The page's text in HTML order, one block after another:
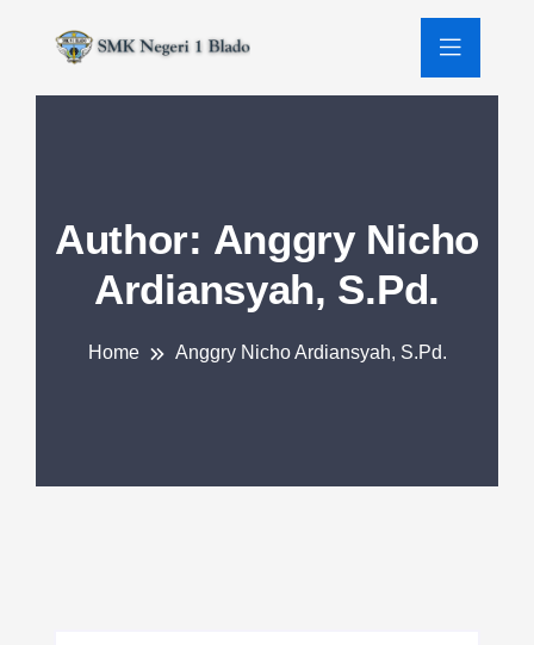
Author: Anggry Nicho
Ardiansyah, S.Pd.
Home Anggry Nicho Ardiansyah, S.Pd.